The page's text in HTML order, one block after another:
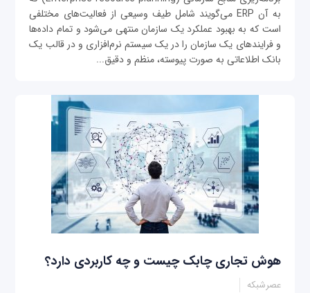
به آن ERP می‌گویند شامل طیف وسیعی از فعالیت‌های مختلفی
است که به بهبود عملکرد یک سازمان منتهی می‌شود و تمام داده‌ها
و فرایندهای یک سازمان را در یک سیستم نرم‌افزاری و در قالب یک
بانک اطلاعاتی به صورت پیوسته، منظم و دقیق...
هوش تجاری چابک چیست و چه کاربردی دارد؟
عصرشبکه